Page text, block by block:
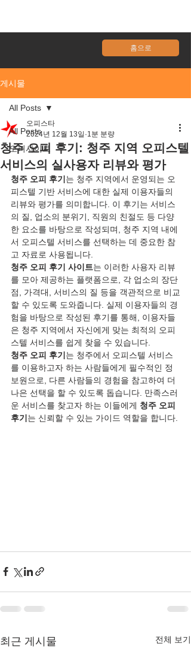
홈으로
게시물
All Posts
오피사이트
All Posts
청주 오피 후기: 청주 지역 오피스텔
서비스의 실사용자 리뷰와 평가
오피스타
2024년 12월 13일 1분 분량
청주 오피 후기 는 청주 지역에서 운영되는 오
피스텔 기반 서비스에 대한 실제 이용자들의
리뷰와 평가를 의미합니다. 이 후기는 서비스
의 질, 업소의 분위기, 직원의 친절도 등 다양
한 요소를 바탕으로 작성되며, 청주 지역 내에
서 오피스텔 서비스를 선택하는 데 중요한 참
고 자료로 사용됩니다.
청주 오피 후기 사이트는 이러한 사용자 리뷰
를 모아 제공하는 플랫폼으로, 각 업소의 장단
점, 가격대, 서비스의 질 등을 객관적으로 비교
할 수 있도록 도와줍니다. 실제 이용자들의 경
험을 바탕으로 작성된 후기를 통해, 이용자들
은 청주 지역에서 자신에게 맞는 최적의 오피
스텔 서비스를 쉽게 찾을 수 있습니다.
청주 오피 후기 는 청주에서 오피스텔 서비스
를 이용하고자 하는 사람들에게 필수적인 정
보원으로, 다른 사람들의 경험을 참고하여 더
나은 선택을 할 수 있도록 돕습니다. 만족스러
운 서비스를 찾고자 하는 이들에게 청주 오피
후기 는 신뢰할 수 있는 가이드 역할을 합니다.
최근 게시물 전체 보기